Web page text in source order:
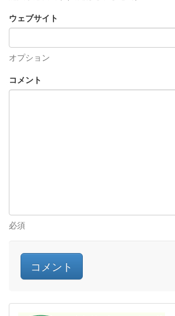
ウェブサイト
オプション
コメント
必須